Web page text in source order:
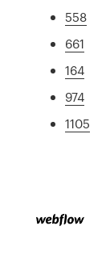
558
661
164
974
1105